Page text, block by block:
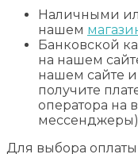
Наличными
нашем
Банковской
на нашем
нашем сайте
получите
оператора на
мессенджеры)
Для выбора